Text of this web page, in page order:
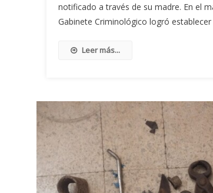
notificado a través de su madre. En el
Gabinete Criminológico logró
Leer más...